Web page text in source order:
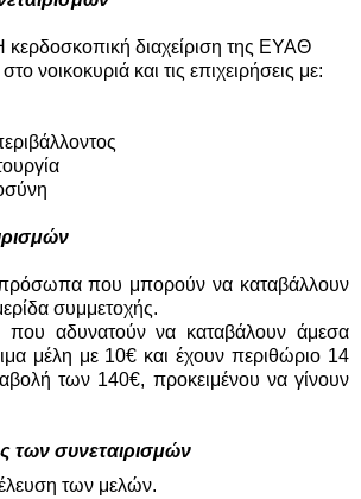
διαχείριση της ΕΥΑΘ
νοικοκυριά και τις επιχειρήσεις με:
που μπορούν να καταβάλλουν
συμμετοχής.
αδυνατούν να καταβάλουν άμεσα
μέλη με 10€ και έχουν περιθώριο 14
των 140€, προκειμένου να γίνουν
των συνεταιρισμών
των μελών.